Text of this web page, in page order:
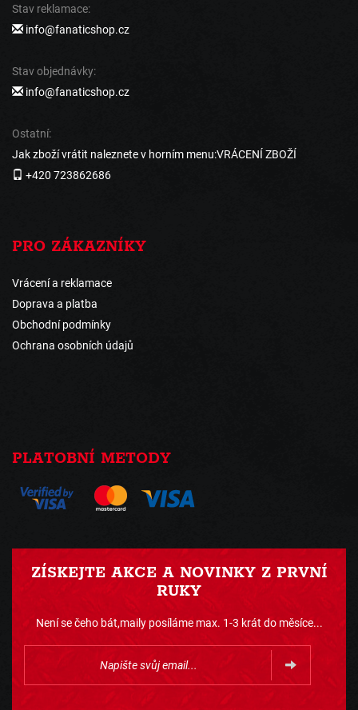
Stav reklamace:
info@fanaticshop.cz
Stav objednávky:
info@fanaticshop.cz
Ostatní:
Jak zboží vrátit naleznete v horním menu:VRÁCENÍ ZBOŽÍ
+420 723862686
PRO ZÁKAZNÍKY
Vrácení a reklamace
Doprava a platba
Obchodní podmínky
Ochrana osobních údajů
PLATOBNÍ METODY
ZÍSKEJTE AKCE A NOVINKY Z PRVNÍ
RUKY
Není se čeho bát,maily posíláme max. 1-3 krát do měsíce...